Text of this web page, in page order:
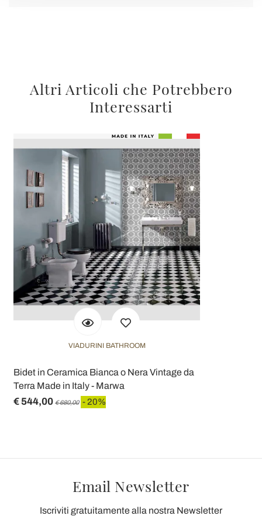
Altri Articoli che Potrebbero
Interessarti
VIADURINI BATHROOM
Bidet in Ceramica Bianca o Nera Vintage da
Terra Made in Italy - Marwa
€ 544,00 € 680,00 - 20%
Email Newsletter
Iscriviti gratuitamente alla nostra Newsletter